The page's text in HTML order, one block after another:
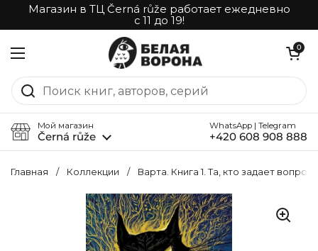
Перейти к материалу
Магазин в ТЦ Černá růže работает ежедневно
с 11 до 19!
Открыть меню
Открыть0
Мой магазин
Černá růže
WhatsApp | Telegram
+420 608 908 888
Главная / Коллекции / Варта. Книга 1. Та, кто задает